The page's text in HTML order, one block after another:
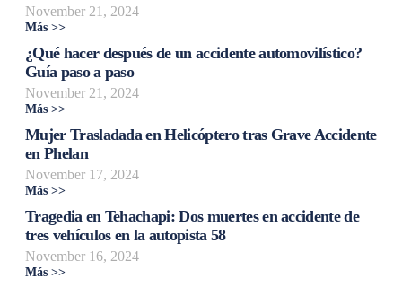
November 21, 2024
Más >>
¿Qué hacer después de un accidente automovilístico?
Guía paso a paso
November 21, 2024
Más >>
Mujer Trasladada en Helicóptero tras Grave Accidente
en Phelan
November 17, 2024
Más >>
Tragedia en Tehachapi: Dos muertes en accidente de
tres vehículos en la autopista 58
November 16, 2024
Más >>